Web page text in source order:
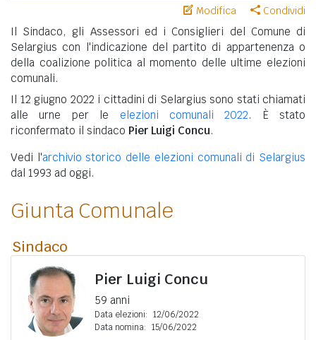
Modifica Condividi
Il Sindaco, gli Assessori ed i Consiglieri del Comune di
Selargius con l'indicazione del partito di appartenenza o
della coalizione politica al momento delle ultime elezioni
comunali.
Il 12 giugno 2022 i cittadini di Selargius sono stati chiamati
alle urne per le elezioni comunali 2022. È stato
riconfermato il sindaco Pier Luigi Concu.
Vedi l'archivio storico delle elezioni comunali di Selargius
dal 1993 ad oggi.
Giunta Comunale
Sindaco
Pier Luigi Concu
59 anni
Data elezioni: 12/06/2022
Data nomina: 15/06/2022